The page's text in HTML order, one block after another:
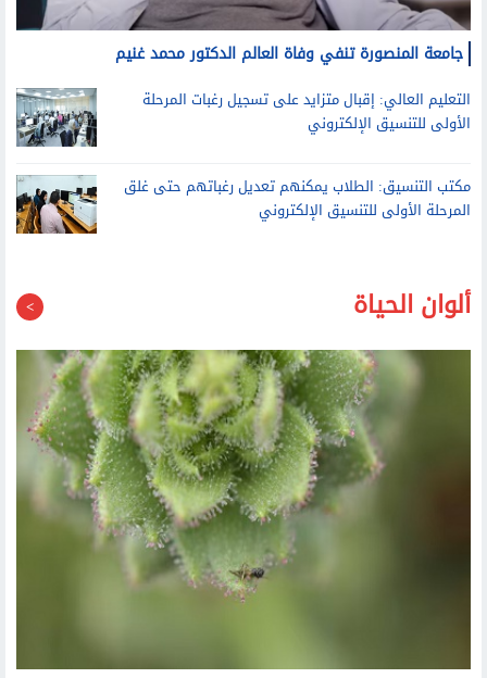
جامعة المنصورة تنفي وفاة العالم الدكتور محمد غنيم
التعليم العالي: إقبال متزايد على تسجيل رغبات المرحلة
الأولى للتنسيق الإلكتروني
مكتب التنسيق: الطلاب يمكنهم تعديل رغباتهم حتى غلق
المرحلة الأولى للتنسيق الإلكتروني
ألوان الحياة